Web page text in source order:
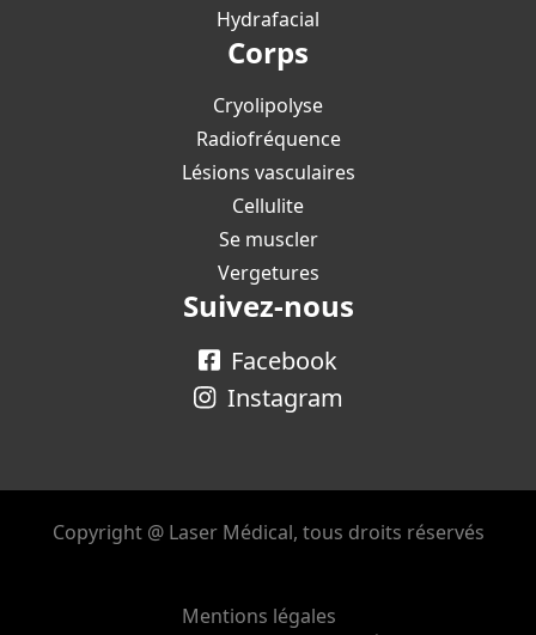
Hydrafacial
Corps
Cryolipolyse
Radiofréquence
Lésions vasculaires
Cellulite
Se muscler
Vergetures
Suivez-nous
Facebook
Instagram
Copyright @ Laser Médical, tous droits réservés
Mentions légales